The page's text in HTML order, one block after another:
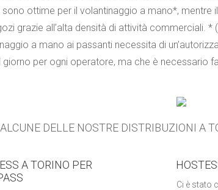
ottime per il volantinaggio a mano*, mentre
grazie all’alta densità di attività commerciali.
a mano ai passanti necessita di
giorno per ogni operatore, ma che è necessario
ALCUNE DELLE NOSTRE DISTRIBUZIONI A
A TORINO PER
Ci è stato